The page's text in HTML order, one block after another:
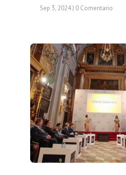
Sep 3, 2024| 0 Comentario